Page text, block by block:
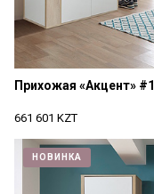
Прихожая «Акцент» #1
661 601 KZT
НОВИНКА